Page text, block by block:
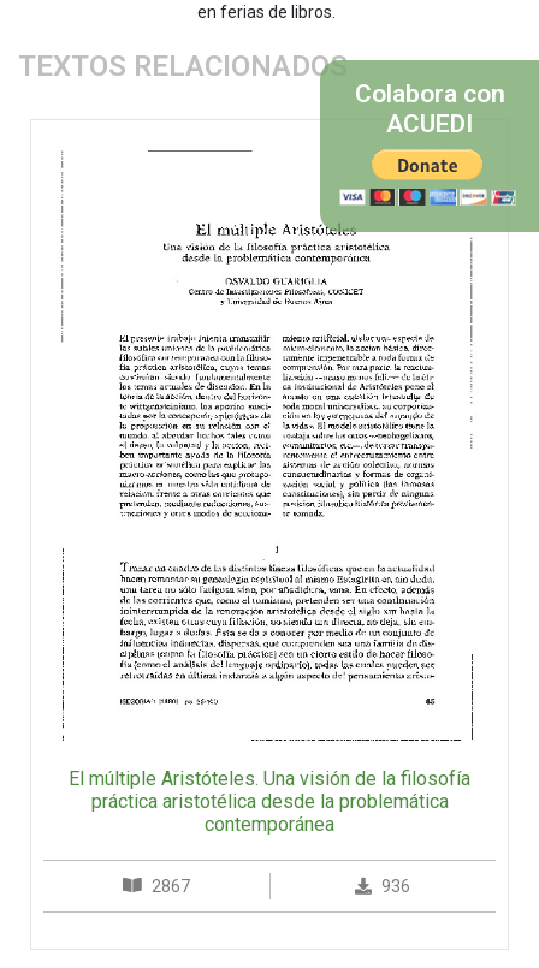
en ferias de libros.
TEXTOS RELACIONADOS
El múltiple Aristóteles. Una visión de la filosofía
práctica aristotélica desde la problemática
contemporánea
2867 936
Colabora con
ACUEDI